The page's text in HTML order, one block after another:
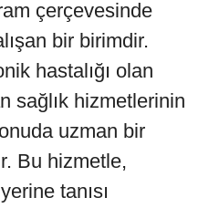
çerçevesinde
bir birimdir.
hastalığı olan
sağlık hizmetlerinin
uzman bir
Bu hizmetle,
tanısı